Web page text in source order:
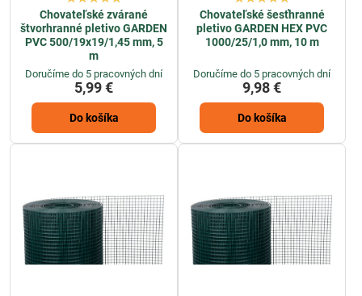
Chovateľské zvárané
štvorhranné pletivo GARDEN
PVC 500/19x19/1,45 mm, 5
m
Doručíme do 5 pracovných dní
5,99 €
Do košíka
Chovateľské šesťhranné
pletivo GARDEN HEX PVC
1000/25/1,0 mm, 10 m
Doručíme do 5 pracovných dní
9,98 €
Do košíka